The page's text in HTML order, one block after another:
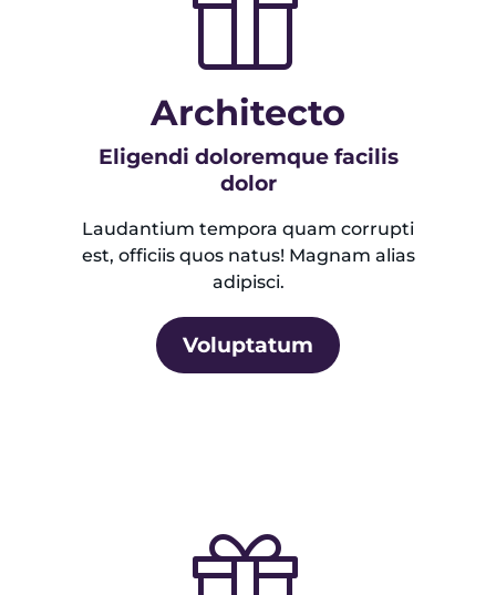
Architecto
Eligendi doloremque facilis
dolor
Laudantium tempora quam corrupti
est, officiis quos natus! Magnam alias
adipisci.
Voluptatum